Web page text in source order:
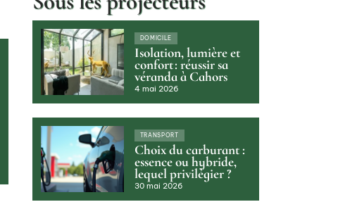
DOMICILE
Isolation, lumière et
confort : réussir sa
véranda à Cahors
4 mai 2026
TRANSPORT
Choix du carburant :
essence ou hybride,
lequel privilégier ?
30 mai 2026